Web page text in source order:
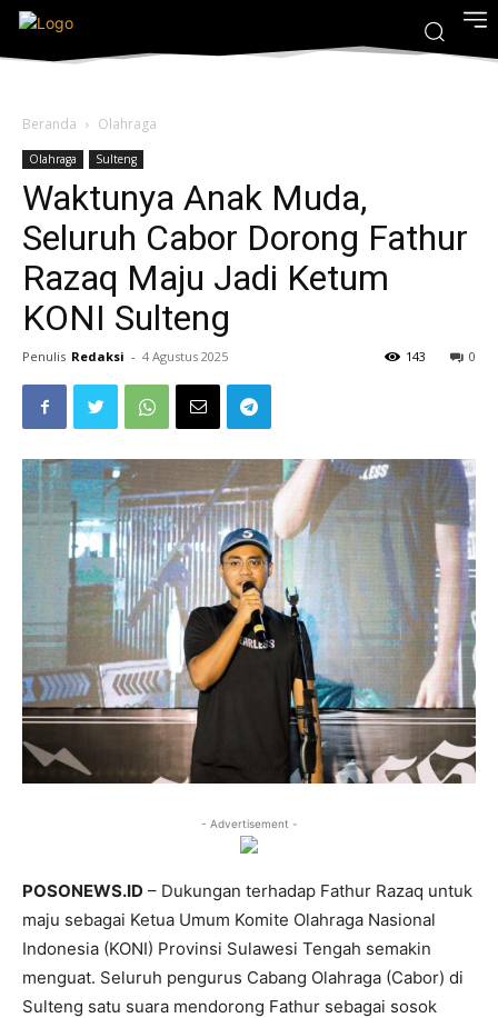
Beranda Olahraga
Olahraga Sulteng
Waktunya Anak Muda,
Seluruh Cabor Dorong Fathur
Razaq Maju Jadi Ketum
KONI Sulteng
Penulis Redaksi - 4 Agustus 2025 0
143
- Advertisement -
POSONEWS.ID – Dukungan terhadap Fathur Razaq untuk
maju sebagai Ketua Umum Komite Olahraga Nasional
Indonesia (KONI) Provinsi Sulawesi Tengah semakin
menguat. Seluruh pengurus Cabang Olahraga (Cabor) di
Sulteng satu suara mendorong Fathur sebagai sosok